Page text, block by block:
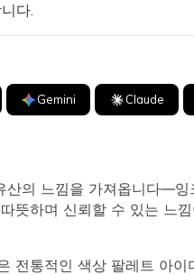
다.
Gemini Claude
산의 느낌을 가져옵니다—잉
뜻하며 신뢰할 수 있는 느
전통적인 색상 팔레트 아이